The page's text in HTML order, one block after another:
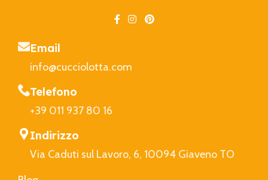
Email
info@cucciolotta.com
Telefono
+39 011 937 80 16
Indirizzo
Via Caduti sul Lavoro, 6, 10094 Giaveno TO